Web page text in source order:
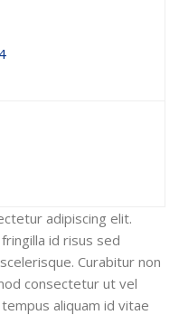
adipiscing elit.
id risus sed
Curabitur non
consectetur ut vel
aliquam id vitae